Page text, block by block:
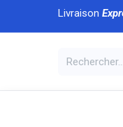
Se rendre au contenu
Livraison